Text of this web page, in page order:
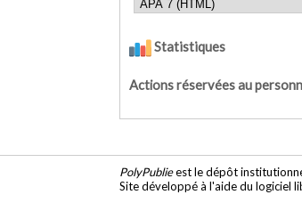
Statistiques
Actions réservées au
PolyPublieest le dépôt
Site développé à l'aide du logiciel